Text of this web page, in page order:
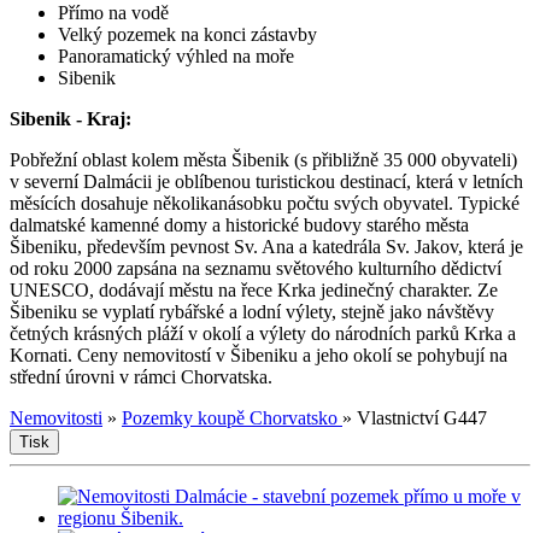
Přímo na vodě
Velký pozemek na konci zástavby
Panoramatický výhled na moře
Sibenik
Sibenik - Kraj:
Pobřežní oblast kolem města Šibenik (s přibližně 35 000 obyvateli)
v severní Dalmácii je oblíbenou turistickou destinací, která v letních
měsících dosahuje několikanásobku počtu svých obyvatel. Typické
dalmatské kamenné domy a historické budovy starého města
Šibeniku, především pevnost Sv. Ana a katedrála Sv. Jakov, která je
od roku 2000 zapsána na seznamu světového kulturního dědictví
UNESCO, dodávají městu na řece Krka jedinečný charakter. Ze
Šibeniku se vyplatí rybářské a lodní výlety, stejně jako návštěvy
četných krásných pláží v okolí a výlety do národních parků Krka a
Kornati. Ceny nemovitostí v Šibeniku a jeho okolí se pohybují na
střední úrovni v rámci Chorvatska.
Nemovitosti » Pozemky koupě Chorvatsko » Vlastnictví G447
Tisk